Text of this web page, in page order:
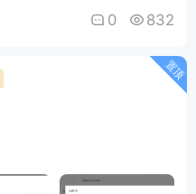
0 832
置顶